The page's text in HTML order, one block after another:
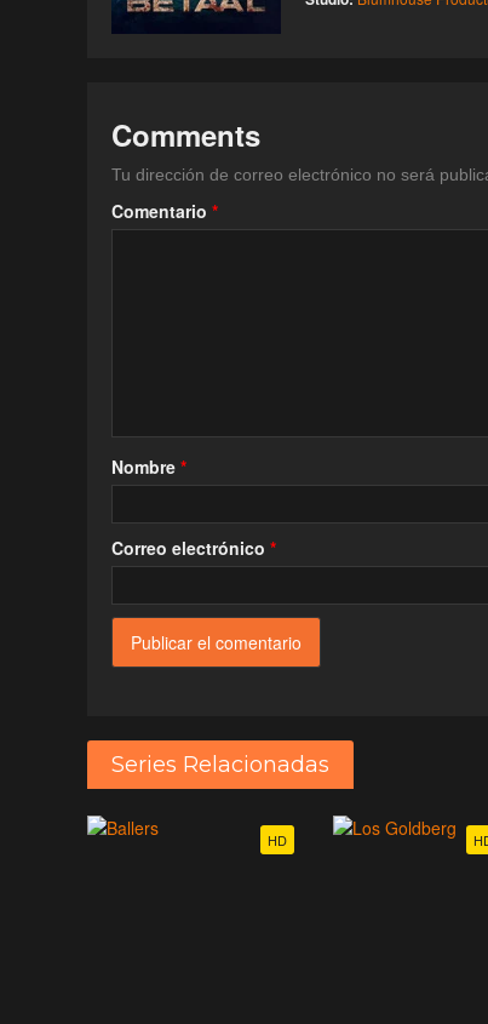
Comments
Tu dirección de correo electrónico no será
Comentario *
Nombre *
Correo electrónico *
Series Relacionadas
HD